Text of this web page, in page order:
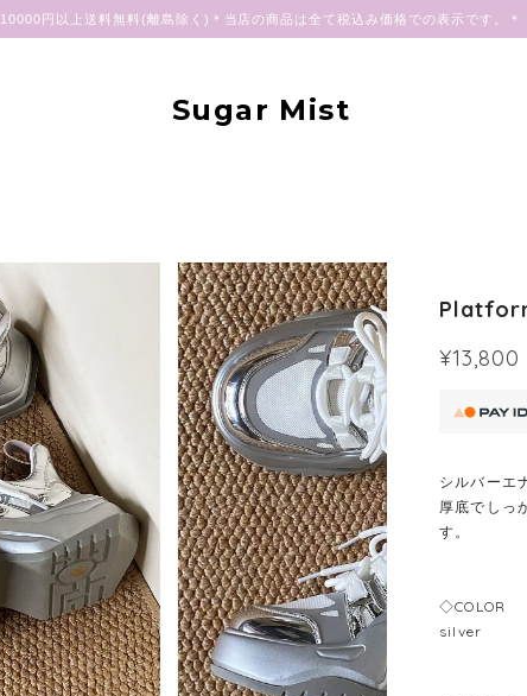
10000円以上送料無料(離島除く)＊当店の商品は全て税込み価格での表示です。＊
Sugar Mist
¥13,800
シルバーエ
厚底でしっ
す。
◇COLOR
silver